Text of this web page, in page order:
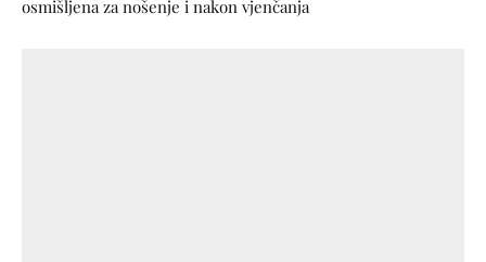
osmišljena za nošenje i nakon vjenčanja